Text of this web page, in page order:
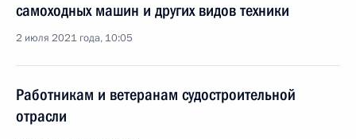
самоходных машин и других видов техники
2 июля 2021 года, 10:05
Работникам и ветеранам судостроительной
отрасли